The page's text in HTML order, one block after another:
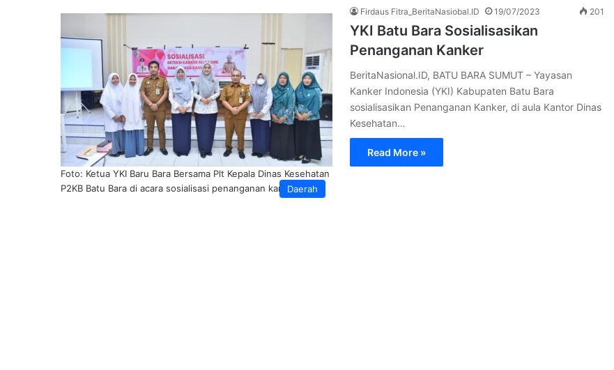
Daerah
Foto: Ketua YKI Baru Bara Bersama Plt Kepala Dinas Kesehatan
P2KB Batu Bara di acara sosialisasi penanganan kanker.
Firdaus Fitra_BeritaNasiobal.ID 19/07/2023 201
YKI Batu Bara Sosialisasikan
Penanganan Kanker
BeritaNasional.ID, BATU BARA SUMUT – Yayasan
Kanker Indonesia (YKI) Kabupaten Batu Bara
sosialisasikan Penanganan Kanker, di aula Kantor Dinas
Kesehatan…
Read More »